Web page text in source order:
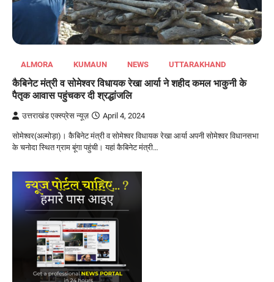
ALMORA KUMAUN NEWS UTTARAKHAND
कैबिनेट मंत्री व सोमेश्वर विधायक रेखा आर्या ने शहीद कमल भाकुनी के
पैतृक आवास पहुंचकर दी श्रद्धांजलि
उत्तराखंड एक्स्प्रेस न्यूज़ April 4, 2024
सोमेश्वर(अल्मोड़ा)। कैबिनेट मंत्री व सोमेश्वर विधायक रेखा आर्या अपनी सोमेश्वर विधानसभा
के चनोदा स्थित ग्राम बूंगा पहुंची। यहां कैबिनेट मंत्री…